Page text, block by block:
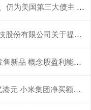
三大债主 日本、英国增持
于提前赎回雪榕转债的公告
股盈利能力上升（附股）
小米集团净买额居首